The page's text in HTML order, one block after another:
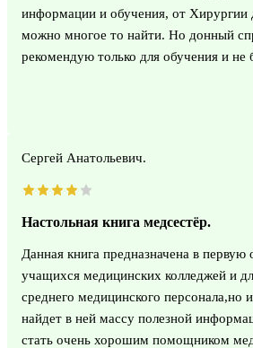
информации и обучения, от Хирургии
можно многое то найти. Но донный
рекомендую только для обучения и не
Сергей Анатольевич.
Настольная книга медсестёр.
Данная книга предназначена в первую
учащихся медицинских колледжей и
среднего медицинского персонала,но
найдет в ней массу полезной
стать очень хорошим помощником